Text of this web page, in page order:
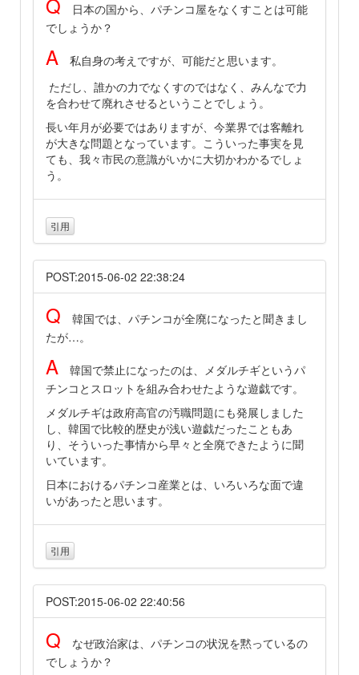
日本の国から、パチンコ屋をなくすことは可能
でしょうか？
A 私自身の考えですが、可能だと思います。
ただし、誰かの力でなくすのではなく、みんなで力
を合わせて廃れさせるということでしょう。
長い年月が必要ではありますが、今業界では客離れ
が大きな問題となっています。こういった事実を見
ても、我々市民の意識がいかに大切かわかるでしょ
う。
引用
POST:2015-06-02 22:38:24
Q 韓国では、パチンコが全廃になったと聞きまし
たが…。
A 韓国で禁止になったのは、メダルチギというパ
チンコとスロットを組み合わせたような遊戯です。
メダルチギは政府高官の汚職問題にも発展しました
し、韓国で比較的歴史が浅い遊戯だったこともあ
り、そういった事情から早々と全廃できたように聞
いています。
日本におけるパチンコ産業とは、いろいろな面で違
いがあったと思います。
引用
POST:2015-06-02 22:40:56
Q なぜ政治家は、パチンコの状況を黙っているの
でしょうか？